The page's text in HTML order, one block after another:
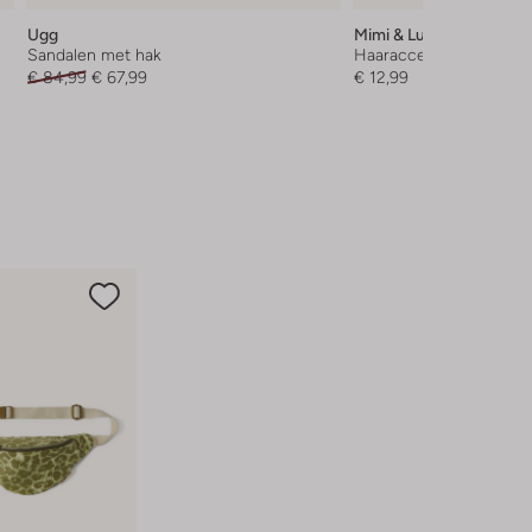
Ugg
Sandalen met hak
€ 84,99 € 67,99
Mimi & Lula
Haaraccessoire
€ 12,99